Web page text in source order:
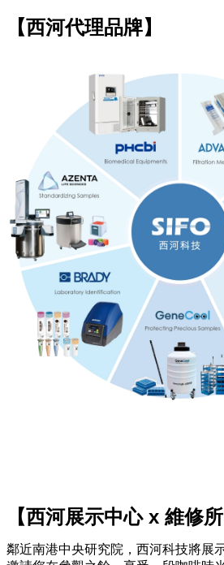
【西河代理品牌】
【西河展示中心 x 維修所
鄰近南港中央研究院，西河科技將展